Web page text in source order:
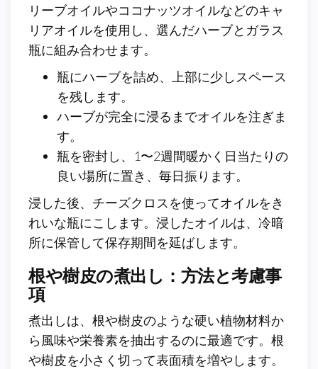
リーブオイルやココナッツオイルなどのキャ
リアオイルを使用し、選んだハーブとガラス
瓶に組み合わせます。
瓶にハーブを詰め、上部に少しスペース
を残します。
ハーブが完全に浸るまでオイルを注ぎま
す。
瓶を密封し、1〜2週間暖かく日当たりの
良い場所に置き、毎日振ります。
浸した後、チーズクロスを使ってオイルをき
れいな瓶にこします。浸したオイルは、冷暗
所に保管して保存期間を延ばします。
根や樹皮の煮出し：方法と考慮事
項
煮出しは、根や樹皮のような硬い植物材料か
ら風味や栄養素を抽出するのに最適です。根
や樹皮を小さく切って表面積を増やします。